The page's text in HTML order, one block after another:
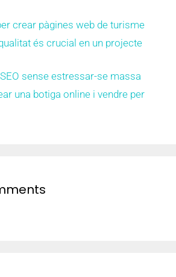
crear pàgines web de turisme
és crucial en un projecte
sense estressar-se massa
una botiga online i vendre per